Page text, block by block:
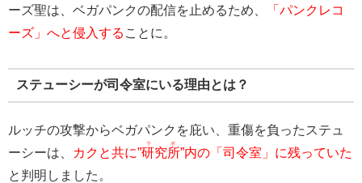
ーズ聖は、ベガパンクの配信を止めるため、
「パンクレコ
ーズ」へと侵入する ことに。
ステューシーが司令室にいる理由とは？
ルッチの攻撃からベガパンクを庇い、重傷を負ったステュ
ーシーは、
カクと共に”研究所
ラボ
”内の「司令室」に残っていた
と判明しました。